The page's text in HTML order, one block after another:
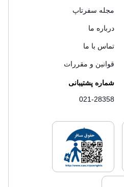
مجله سفرتاپ
درباره ما
تماس با ما
قوانین و مقررات
شماره پشتیبانی
021-28358
لایسنس های فروش سفرتاپلایسنس های
لایسنس های فروش سفرتاپ